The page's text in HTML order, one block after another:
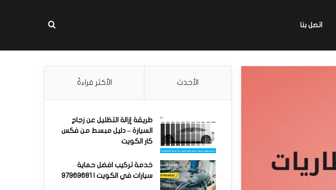
اتصل بنا بحث عن
الأحدث الأكثر قراءةً
طريقة إزالة التظليل عن زجاج
السيارة – دليل مبسط من فكس
كار الكويت
خدمة تركيب افضل حماية
سيارات في الكويت | 97969681